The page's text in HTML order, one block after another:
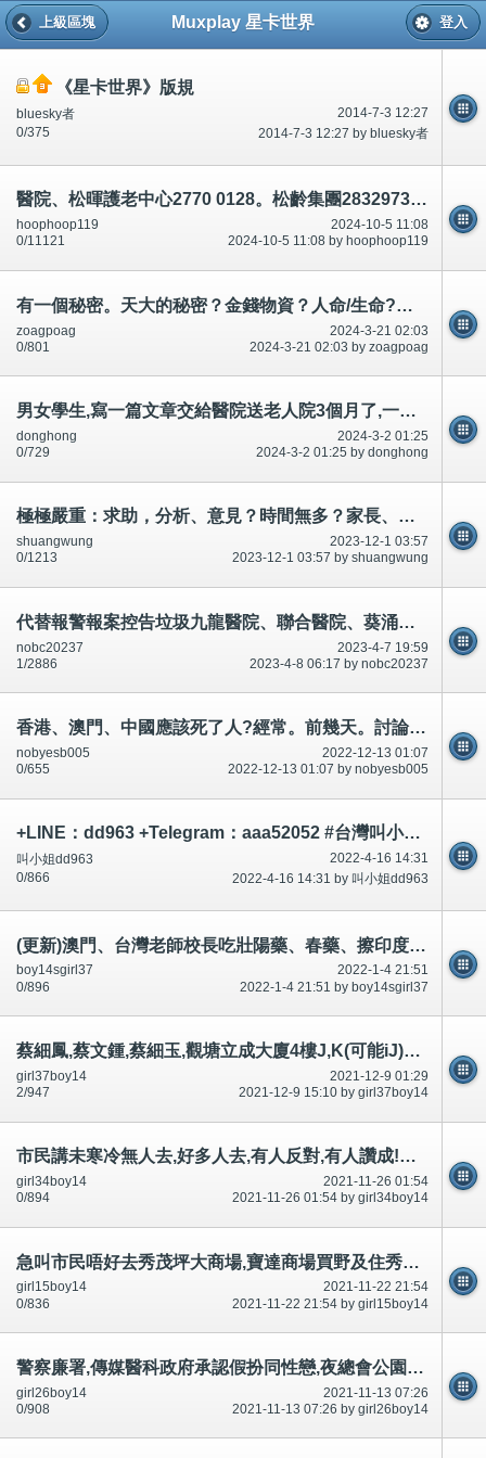
Muxplay 星卡世界
上級區塊 登入
《星卡世界》版規
2014-7-3 12:27
bluesky者
2014-7-3 12:27 by bluesky者
0/375
醫院、松暉護老中心2770 0128。松齡集團28329737知道病人吃/食多少.餵食
2024-10-5 11:08
hoophoop119
2024-10-5 11:08 by hoophoop119
0/11121
有一個秘密。天大的秘密？金錢物資？人命/生命?叫容逸郎小學監護人62210969每一個人都不同/唔同!香港中國
2024-3-21 02:03
zoagpoag
2024-3-21 02:03 by zoagpoag
0/801
男女學生,寫一篇文章交給醫院送老人院3個月了,一天不給/唔俾80歲8杯水,20歲20杯,廁所8次～蘇志豪/蘇貴利61361681
2024-3-2 01:25
donghong
2024-3-2 01:25 by donghong
0/729
極極嚴重：求助，分析、意見？時間無多？家長、學生。
2023-12-1 03:57
shuangwung
2023-12-1 03:57 by shuangwung
0/1213
代替報警報案控告垃圾九龍醫院、聯合醫院、葵涌醫院、容鳳書診所。承認多次合謀犯法犯罪。
2023-4-7 19:59
nobc20237
2023-4-8 06:17 by nobc20237
1/2886
香港、澳門、中國應該死了人?經常。前幾天。討論區/twitter/論壇有說有講.應該記得,引誘迷惑、升職事情等等
2022-12-13 01:07
nobyesb005
2022-12-13 01:07 by nobyesb005
0/655
+LINE：dd963 +Telegram：aaa52052 #台灣叫小姐 #台中叫小姐 #台北叫小姐 #高雄叫小姐 #新竹叫小姐 #台南叫小姐 #彰化叫小
2022-4-16 14:31
叫小姐dd963
2022-4-16 14:31 by 叫小姐dd963
0/866
(更新)澳門、台灣老師校長吃壯陽藥、春藥、擦印度神油,利用動停法,延遲射精,市民不可以吃和有問題~相片公開
2022-1-4 21:51
boy14sgirl37
2022-1-4 21:51 by boy14sgirl37
0/896
蔡細鳳,蔡文鍾,蔡細玉,觀塘立成大廈4樓J,K(可能iJ)二樓,國際刑警,FBI臥底-公開
2021-12-9 01:29
girl37boy14
2021-12-9 15:10 by girl37boy14
2/947
市民講未寒冷無人去,好多人去,有人反對,有人讚成!立法,正經男女可以沙灘裸曬裸泳-公開
2021-11-26 01:54
girl34boy14
2021-11-26 01:54 by girl34boy14
0/894
急叫市民唔好去秀茂坪大商場,寶達商場買野及住秀茂坪南村,安泰村寶達村申請調遷,好多討論區有講-公開
2021-11-22 21:54
girl15boy14
2021-11-22 21:54 by girl15boy14
0/836
警察廉署,傳媒醫科政府承認假扮同性戀,夜總會公園私家車,沙灘脫光裸體引誘迷惑市民,不可以豁免犯法和升職
2021-11-13 07:26
girl26boy14
2021-11-13 07:26 by girl26boy14
0/908